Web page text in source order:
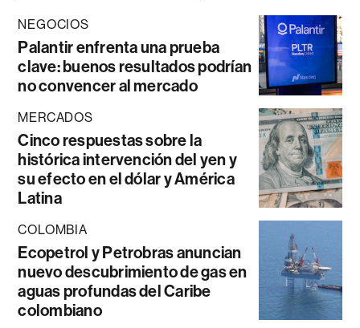
NEGOCIOS
Palantir enfrenta una prueba
clave: buenos resultados podrían
no convencer al mercado
MERCADOS
Cinco respuestas sobre la
histórica intervención del yen y
su efecto en el dólar y América
Latina
COLOMBIA
Ecopetrol y Petrobras anuncian
nuevo descubrimiento de gas en
aguas profundas del Caribe
colombiano